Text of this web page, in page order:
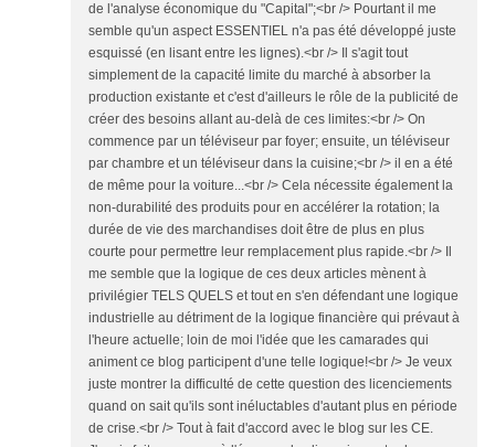
de l'analyse économique du "Capital";<br /> Pourtant il me
semble qu'un aspect ESSENTIEL n'a pas été développé juste
esquissé (en lisant entre les lignes).<br /> Il s'agit tout
simplement de la capacité limite du marché à absorber la
production existante et c'est d'ailleurs le rôle de la publicité de
créer des besoins allant au-delà de ces limites:<br /> On
commence par un téléviseur par foyer; ensuite, un téléviseur
par chambre et un téléviseur dans la cuisine;<br /> il en a été
de même pour la voiture...<br /> Cela nécessite également la
non-durabilité des produits pour en accélérer la rotation; la
durée de vie des marchandises doit être de plus en plus
courte pour permettre leur remplacement plus rapide.<br /> Il
me semble que la logique de ces deux articles mènent à
privilégier TELS QUELS et tout en s'en défendant une logique
industrielle au détriment de la logique financière qui prévaut à
l'heure actuelle; loin de moi l'idée que les camarades qui
animent ce blog participent d'une telle logique!<br /> Je veux
juste montrer la difficulté de cette question des licenciements
quand on sait qu'ils sont inéluctables d'autant plus en période
de crise.<br /> Tout à fait d'accord avec le blog sur les CE.